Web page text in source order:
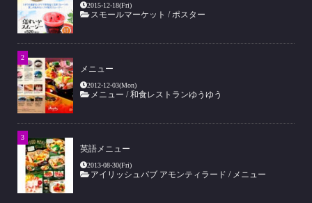
2015-12-18(Fri)
スモールマーケット / ポスター
メニュー
2012-12-03(Mon)
メニュー /和食レストランゆうゆう
英語メニュー
2013-08-30(Fri)
アイリッシュパブ アモンティラード / メニュー